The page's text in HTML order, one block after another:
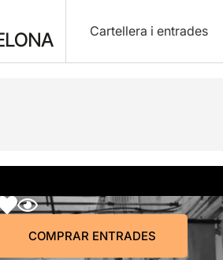
Cartellera i entrades
Horaris Fitxa artística Info
COMPRAR ENTRADES